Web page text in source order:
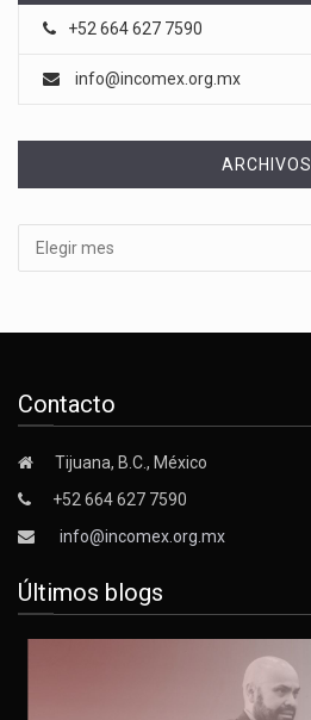
+52 664 627 7590
info@incomex.org.mx
ARCHIVOS
Contacto
Tijuana, B.C., México
+52 664 627 7590
info@incomex.org.mx
Últimos blogs